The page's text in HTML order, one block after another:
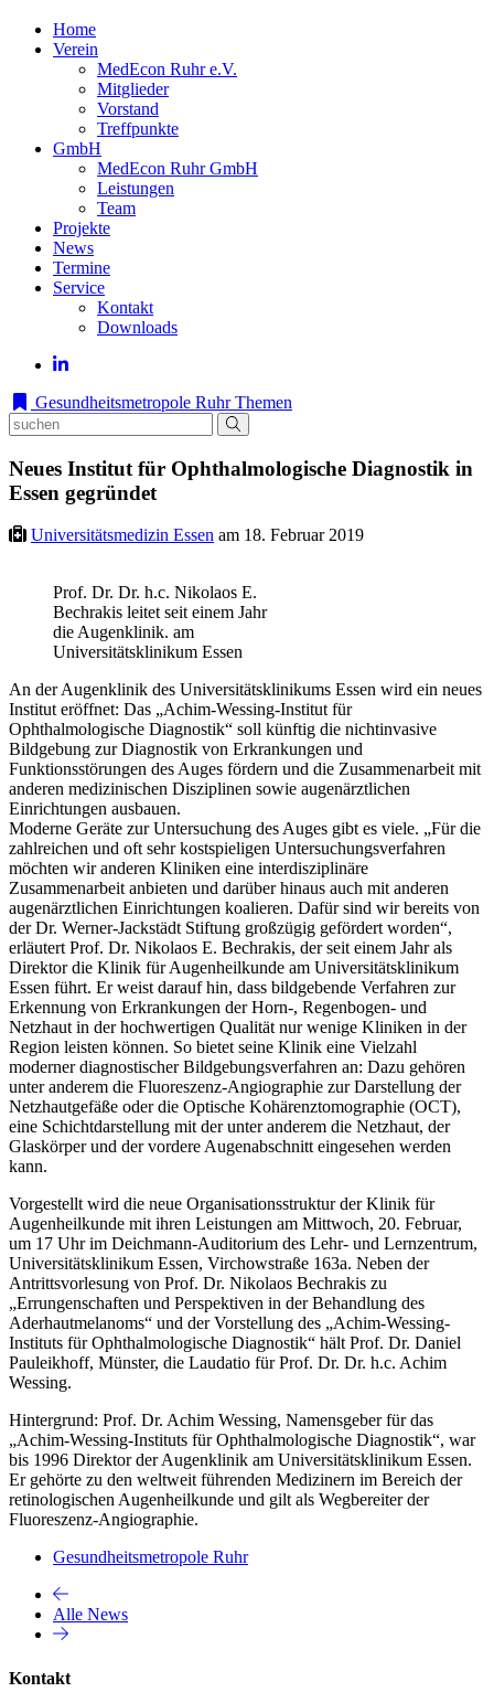
Home
Verein
MedEcon Ruhr e.V.
Mitglieder
Vorstand
Treffpunkte
GmbH
MedEcon Ruhr GmbH
Leistungen
Team
Projekte
News
Termine
Service
Kontakt
Downloads
Gesundheitsmetropole Ruhr Themen
Neues Institut für Ophthalmologische Diagnostik in
Essen gegründet
Universitätsmedizin Essen am 18. Februar 2019
Prof. Dr. Dr. h.c. Nikolaos E.
Bechrakis leitet seit einem Jahr
die Augenklinik. am
Universitätsklinikum Essen
An der Augenklinik des Universitätsklinikums Essen wird ein neues
Institut eröffnet: Das „Achim-Wessing-Institut für
Ophthalmologische Diagnostik“ soll künftig die nichtinvasive
Bildgebung zur Diagnostik von Erkrankungen und
Funktionsstörungen des Auges fördern und die Zusammenarbeit mit
anderen medizinischen Disziplinen sowie augenärztlichen
Einrichtungen ausbauen.
Moderne Geräte zur Untersuchung des Auges gibt es viele. „Für die
zahlreichen und oft sehr kostspieligen Untersuchungsverfahren
möchten wir anderen Kliniken eine interdisziplinäre
Zusammenarbeit anbieten und darüber hinaus auch mit anderen
augenärztlichen Einrichtungen koalieren. Dafür sind wir bereits von
der Dr. Werner-Jackstädt Stiftung großzügig gefördert worden“,
erläutert Prof. Dr. Nikolaos E. Bechrakis, der seit einem Jahr als
Direktor die Klinik für Augenheilkunde am Universitätsklinikum
Essen führt. Er weist darauf hin, dass bildgebende Verfahren zur
Erkennung von Erkrankungen der Horn-, Regenbogen- und
Netzhaut in der hochwertigen Qualität nur wenige Kliniken in der
Region leisten können. So bietet seine Klinik eine Vielzahl
moderner diagnostischer Bildgebungsverfahren an: Dazu gehören
unter anderem die Fluoreszenz-Angiographie zur Darstellung der
Netzhautgefäße oder die Optische Kohärenztomographie (OCT),
eine Schichtdarstellung mit der unter anderem die Netzhaut, der
Glaskörper und der vordere Augenabschnitt eingesehen werden
kann.
Vorgestellt wird die neue Organisationsstruktur der Klinik für
Augenheilkunde mit ihren Leistungen am Mittwoch, 20. Februar,
um 17 Uhr im Deichmann-Auditorium des Lehr- und Lernzentrum,
Universitätsklinikum Essen, Virchowstraße 163a. Neben der
Antrittsvorlesung von Prof. Dr. Nikolaos Bechrakis zu
„Errungenschaften und Perspektiven in der Behandlung des
Aderhautmelanoms“ und der Vorstellung des „Achim-Wessing-
Instituts für Ophthalmologische Diagnostik“ hält Prof. Dr. Daniel
Pauleikhoff, Münster, die Laudatio für Prof. Dr. Dr. h.c. Achim
Wessing.
Hintergrund: Prof. Dr. Achim Wessing, Namensgeber für das
„Achim-Wessing-Instituts für Ophthalmologische Diagnostik“, war
bis 1996 Direktor der Augenklinik am Universitätsklinikum Essen.
Er gehörte zu den weltweit führenden Medizinern im Bereich der
retinologischen Augenheilkunde und gilt als Wegbereiter der
Fluoreszenz-Angiographie.
Gesundheitsmetropole Ruhr
Alle News
Kontakt